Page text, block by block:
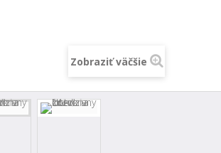
Zobraziť väčšie